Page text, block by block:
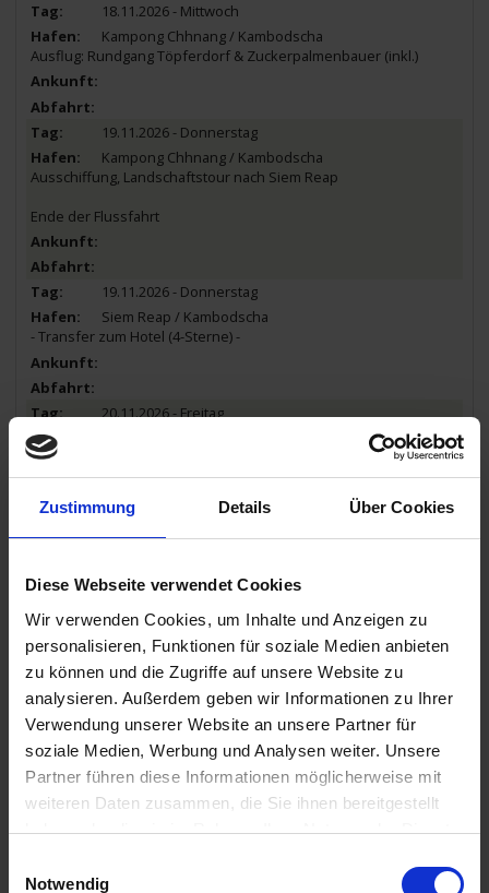
Zustimmung Details Über Cookies
Diese Webseite verwendet Cookies
Wir verwenden Cookies, um Inhalte und Anzeigen zu
personalisieren, Funktionen für soziale Medien anbieten
zu können und die Zugriffe auf unsere Website zu
analysieren. Außerdem geben wir Informationen zu Ihrer
Verwendung unserer Website an unsere Partner für
soziale Medien, Werbung und Analysen weiter. Unsere
Partner führen diese Informationen möglicherweise mit
weiteren Daten zusammen, die Sie ihnen bereitgestellt
haben oder die sie im Rahmen Ihrer Nutzung der Dienste
Notwendig
18.11.2026 - Mittwoch
Kampong Chhnang / Kambodscha
Ausflug: Rundgang Töpferdorf & Zuckerpalmenbauer (inkl.)
19.11.2026 - Donnerstag
Kampong Chhnang / Kambodscha
Ausschiffung, Landschaftstour nach Siem Reap
Ende der Flussfahrt
19.11.2026 - Donnerstag
Siem Reap / Kambodscha
- Transfer zum Hotel (4-Sterne) -
20.11.2026 - Freitag
Ausflug: Tempel von Angkor Wat (inkl.)
21.11.2026 - Samstag
Ausflug: Tempel von Angkor Thom (inkl.)
22.11.2026 - Sonntag
Siem Reap / Kambodscha
Ausflug: Besuch Stelzendorf & Bootsfahrt Tonlé Sap See (inkl.)
23.11.2026 - Montag
Siem Reap / Kambodscha